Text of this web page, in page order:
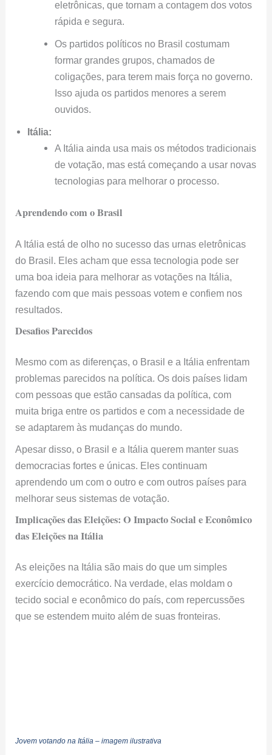
eletrônicas, que tornam a contagem dos votos
rápida e segura.
Os partidos políticos no Brasil costumam
formar grandes grupos, chamados de
coligações, para terem mais força no governo.
Isso ajuda os partidos menores a serem
ouvidos.
Itália:
A Itália ainda usa mais os métodos tradicionais
de votação, mas está começando a usar novas
tecnologias para melhorar o processo.
Aprendendo com o Brasil
A Itália está de olho no sucesso das urnas eletrônicas
do Brasil. Eles acham que essa tecnologia pode ser
uma boa ideia para melhorar as votações na Itália,
fazendo com que mais pessoas votem e confiem nos
resultados.
Desafios Parecidos
Mesmo com as diferenças, o Brasil e a Itália enfrentam
problemas parecidos na política. Os dois países lidam
com pessoas que estão cansadas da política, com
muita briga entre os partidos e com a necessidade de
se adaptarem às mudanças do mundo.
Apesar disso, o Brasil e a Itália querem manter suas
democracias fortes e únicas. Eles continuam
aprendendo um com o outro e com outros países para
melhorar seus sistemas de votação.
Implicações das Eleições: O Impacto Social e Econômico
das Eleições na Itália
As eleições na Itália são mais do que um simples
exercício democrático. Na verdade, elas moldam o
tecido social e econômico do país, com repercussões
que se estendem muito além de suas fronteiras.
O sistema político italiano não apenas influencia a